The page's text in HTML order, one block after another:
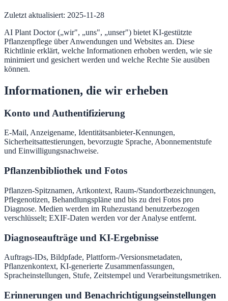
Zuletzt aktualisiert: 2025-11-28
AI Plant Doctor („wir", „uns", „unser") bietet KI-gestützte
Pflanzenpflege über Anwendungen und Websites an. Diese
Richtlinie erklärt, welche Informationen erhoben werden, wie sie
minimiert und gesichert werden und welche Rechte Sie ausüben
können.
Informationen, die wir erheben
Konto und Authentifizierung
E-Mail, Anzeigename, Identitätsanbieter-Kennungen,
Sicherheitsattestierungen, bevorzugte Sprache, Abonnementstufe
und Einwilligungsnachweise.
Pflanzenbibliothek und Fotos
Pflanzen-Spitznamen, Artkontext, Raum-/Standortbezeichnungen,
Pflegenotizen, Behandlungspläne und bis zu drei Fotos pro
Diagnose. Medien werden im Ruhezustand benutzerbezogen
verschlüsselt; EXIF-Daten werden vor der Analyse entfernt.
Diagnoseaufträge und KI-Ergebnisse
Auftrags-IDs, Bildpfade, Plattform-/Versionsmetadaten,
Pflanzenkontext, KI-generierte Zusammenfassungen,
Spracheinstellungen, Stufe, Zeitstempel und Verarbeitungsmetriken.
Erinnerungen und Benachrichtigungseinstellungen